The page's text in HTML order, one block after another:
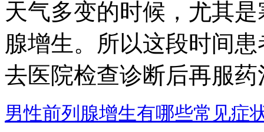
天气多变的时候，尤其
腺增生。所以这段时间
去医院检查诊断后再服药
男性前列腺增生有哪些常见症